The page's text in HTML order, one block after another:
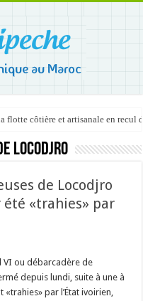
flotte côtière et artisanale en recul
Locodjro
de Locodjro
«trahies» par
VI ou débarcadère de
depuis lundi, suite à une à
par l’État ivoirien,